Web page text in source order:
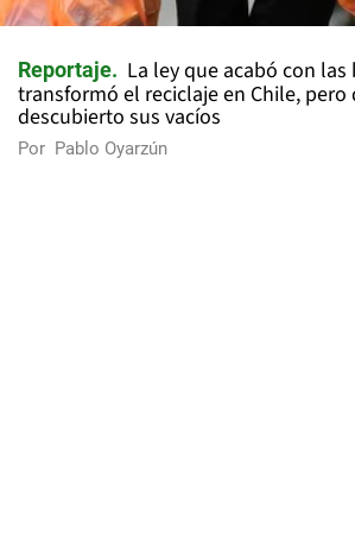
Reportaje
La ley que acabó con
transformó el reciclaje en Chile, pero
descubierto sus vacíos
Por Pablo Oyarzún